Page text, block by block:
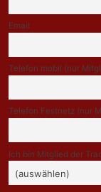
Email
Telefon mobil (nur
Telefon Festnetz (nur
Ich bin Mitglied der